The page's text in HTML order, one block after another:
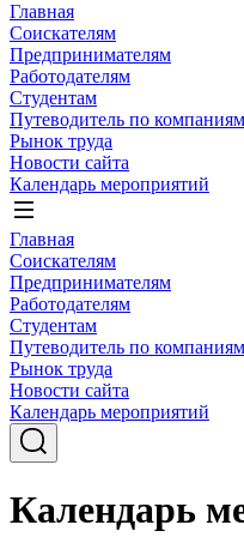
Главная
Соискателям
Предпринимателям
Работодателям
Студентам
Путеводитель по компаниям
Рынок труда
Новости сайта
Календарь мероприятий
Главная
Соискателям
Предпринимателям
Работодателям
Студентам
Путеводитель по компаниям
Рынок труда
Новости сайта
Календарь мероприятий
Календарь